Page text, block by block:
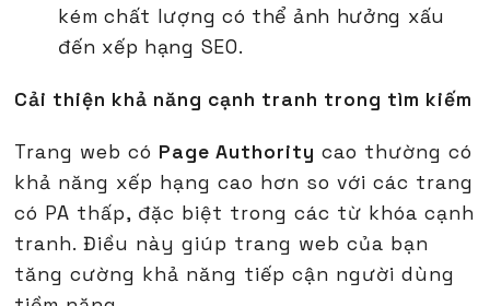
kém chất lượng có thể ảnh hưởng xấu
đến xếp hạng SEO.
Cải thiện khả năng cạnh tranh trong tìm kiếm
Trang web có Page Authority cao thường có
khả năng xếp hạng cao hơn so với các trang
có PA thấp, đặc biệt trong các từ khóa cạnh
tranh. Điều này giúp trang web của bạn
tăng cường khả năng tiếp cận người dùng